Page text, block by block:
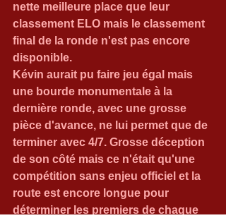
nette meilleure place que leur
classement ELO mais le classement
final de la ronde n'est pas encore
disponible.
Kévin aurait pu faire jeu égal mais
une bourde monumentale à la
dernière ronde, avec une grosse
pièce d'avance, ne lui permet que de
terminer avec 4/7. Grosse déception
de son côté mais ce n'était qu'une
compétition sans enjeu officiel et la
route est encore longue pour
déterminer les premiers de chaque